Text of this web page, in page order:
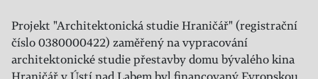
Projekt "Architektonická studie Hraničář" (registrační
číslo 0380000422) zaměřený na vypracování
architektonické studie přestavby domu bývalého kina